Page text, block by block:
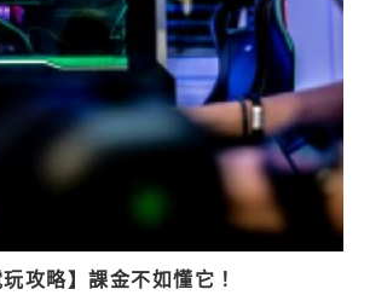
玩攻略】課金不如懂它！